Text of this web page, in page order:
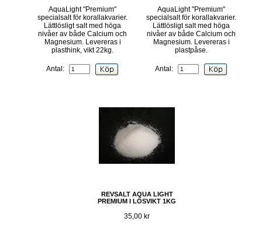
AquaLight "Premium"
specialsalt för korallakvarier.
Lättlösligt salt med höga
nivåer av både Calcium och
Magnesium. Levereras i
plasthink, vikt 22kg.
Antal:
AquaLight "Premium"
specialsalt för korallakvarier.
Lättlösligt salt med höga
nivåer av både Calcium och
Magnesium. Levereras i
plastpåse.
Antal:
REVSALT AQUA LIGHT
PREMIUM I LÖSVIKT 1KG
35,00 kr